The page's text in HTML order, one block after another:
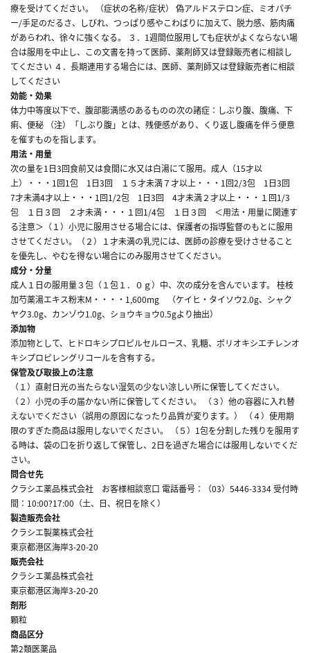
療を受けてください。 （症状の名称/症状） 偽アルドステロン症、ミオパチ
ー/手足のだるさ、しびれ、つっぱり感やこわばりに加えて、脱力感、筋肉痛
があらわれ、徐々に強くなる。 ３．1週間位服用しても症状がよくならない場
合は服用を中止し、この文書を持って医師、薬剤師又は登録販売者に相談し
てください ４．長期連用する場合には、医師、薬剤師又は登録販売者に相談
してください
効能・効果
体力中等度以下で、腹部膨満感のあるものの次の諸症：しぶり腹、腹痛、下
痢、便秘 （注）「しぶり腹」とは、残便感があり、くり返し腹痛を伴う便意
を催すものを指します。
用法・用量
次の量を1日3回食前又は食間に水又は白湯にて服用。成人（15才以
上）・・・1回1包 1日3回 １５才未満７才以上・・・1回2/3包 1日3回
7才未満4才以上・・・1回1/2包 1日3回 4才未満２才以上・・・１回1/3
包 １日３回 ２才未満・・・１回1/4包 １日３回 ＜用法・用量に関連す
る注意＞（１）小児に服用させる場合には、保護者の指導監督のもとに服用
させてください。（２）１才未満の乳児には、医師の診療を受けさせること
を優先し、やむを得ない場合にのみ服用させてください。
成分・分量
成人１日の服用量３包（１包１．０ｇ）中、次の成分を含んでいます。 桂枝
加芍薬湯エキス粉末M・・・・1,600mg （ケイヒ・タイソウ2.0g、シャク
ヤク3.0g、カンゾウ1.0g、ショウキョウ0.5gより抽出）
添加物
添加物として、ヒドロキシプロピルセルロース、乳糖、ポリオキシエチレンオ
キシプロピレングリコールを含有する。
保管及び取扱上の注意
（１）直射日光の当たらない湿気の少ない涼しい所に保管してください。
（２）小児の手の届かない所に保管してください。 （３）他の容器に入れ替
えないでください（誤用の原因になったり品質が変ります。） （４）使用期
限のすぎた商品は服用しないでください。 （５）1包を分割した残りを服用す
る時は、袋の口を折り返して保管し、2日を過ぎた場合には服用しないでくだ
さい。
問合せ先
クラシエ薬品株式会社 お客様相談窓口 電話番号：（03）5446-3334 受付時
間：10:00?17:00（土、日、祝日を除く）
製造販売会社
クラシエ製薬株式会社
東京都港区海岸3-20-20
販売会社
クラシエ薬品株式会社
東京都港区海岸3-20-20
剤形
顆粒
商品区分
第2類医薬品